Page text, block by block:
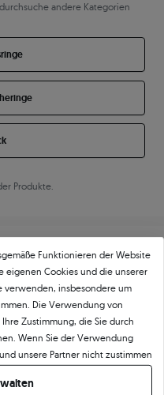
andere Kategorien
Produkte.
in ganz
UNSERER KUNDEN
Funktionieren der Website
eigenen Cookies und die unserer
verwenden, insbesondere um
Die Verwendung von
Zustimmung, die Sie durch
Wenn Sie der Verwendung
unsere Partner nicht zustimmen
und bestimmen Sie Ihre
widerrufen, indem Sie